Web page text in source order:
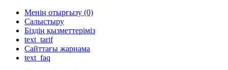
Менің отырғызу (0)
Салыстыру
Біздің қызметтеріміз
text_tarif
Сайттағы жарнама
text_faq